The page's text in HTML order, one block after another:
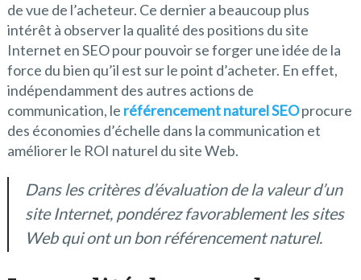
de vue de l’acheteur. Ce dernier a beaucoup plus
intérêt à observer la qualité des positions du site
Internet en SEO pour pouvoir se forger une idée de la
force du bien qu’il est sur le point d’acheter. En effet,
indépendamment des autres actions de
communication, le référencement naturel SEOprocure
des économies d’échelle dans la communication et
améliorer le ROI naturel du site Web.
Dans les critères d’évaluation de la valeur d’un
site Internet, pondérez favorablement les sites
Web qui ont un bon référencement naturel.